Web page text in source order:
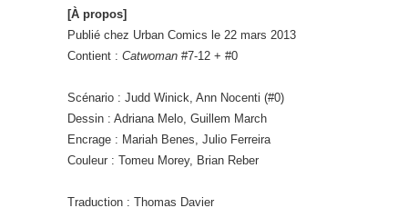
[À propos]
Publié chez Urban Comics le 22 mars 2013
Contient : Catwoman #7-12 + #0
Scénario : Judd Winick, Ann Nocenti (#0)
Dessin : Adriana Melo, Guillem March
Encrage : Mariah Benes, Julio Ferreira
Couleur : Tomeu Morey, Brian Reber
Traduction : Thomas Davier